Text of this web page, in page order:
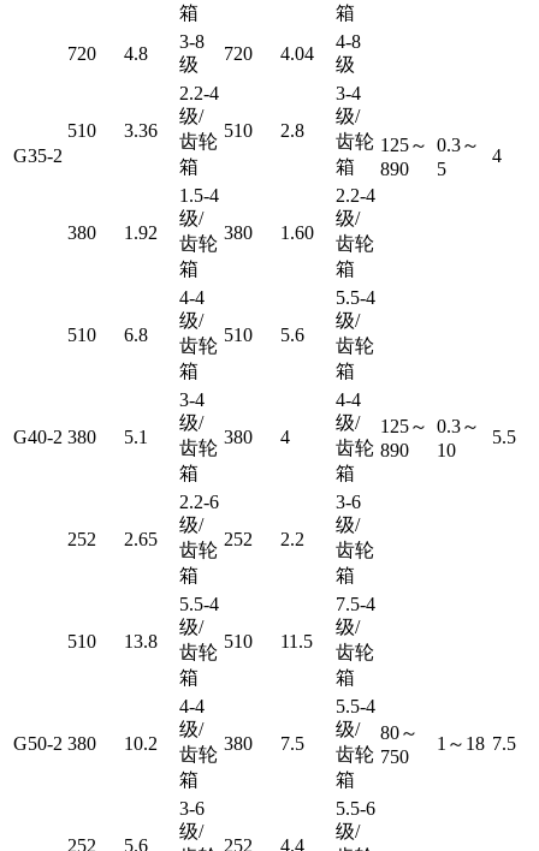
箱
箱
G35-2
720 4.8
3-8
级
720 4.04
4-8
级
125～
890
0.3～
5
4
510 3.36
2.2-4
级/
齿轮
箱
510 2.8
3-4
级/
齿轮
箱
380 1.92
1.5-4
级/
齿轮
箱
380 1.60
2.2-4
级/
齿轮
箱
G40-2
510 6.8
4-4
级/
齿轮
箱
510 5.6
5.5-4
级/
齿轮
箱
125～
890
0.3～
10
5.5
380 5.1
3-4
级/
齿轮
箱
380 4
4-4
级/
齿轮
箱
252 2.65
2.2-6
级/
齿轮
箱
252 2.2
3-6
级/
齿轮
箱
G50-2
510 13.8
5.5-4
级/
齿轮
箱
510 11.5
7.5-4
级/
齿轮
箱
80～
750
1～18 7.5
380 10.2
4-4
级/
齿轮
箱
380 7.5
5.5-4
级/
齿轮
箱
252 5.6
3-6
级/
252 4.4
5.5-6
级/